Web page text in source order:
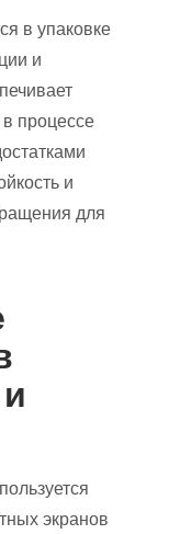
в упаковке
и
процессе
и
для
экранов